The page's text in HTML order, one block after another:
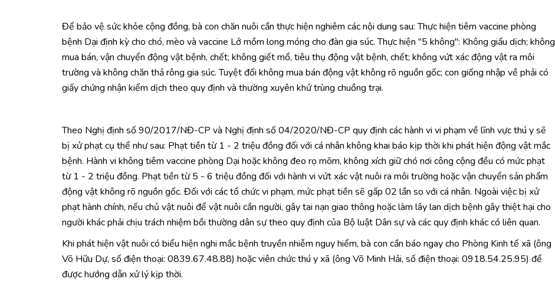
Để bảo vệ sức khỏe cộng đồng, bà con chăn nuôi cần thực hiện nghiêm các nội dung sau: Thực hiện tiêm vaccine phòng
bệnh Dại định kỳ cho chó, mèo và vaccine Lở mồm long móng cho đàn gia súc. Thực hiện "5 không": Không giấu dịch; không
mua bán, vận chuyển động vật bệnh, chết; không giết mổ, tiêu thụ động vật bệnh, chết; không vứt xác động vật ra môi
trường và không chăn thả rông gia súc. Tuyệt đối không mua bán động vật không rõ nguồn gốc; con giống nhập về phải có
giấy chứng nhận kiểm dịch theo quy định và thường xuyên khử trùng chuồng trại.
Theo Nghị định số 90/2017/NĐ-CP và Nghị định số 04/2020/NĐ-CP quy định các hành vi vi phạm về lĩnh vực thú y sẽ
bị xử phạt cụ thể như sau: Phạt tiền từ 1 - 2 triệu đồng đối với cá nhân không khai báo kịp thời khi phát hiện động vật mắc
bệnh. Hành vi không tiêm vaccine phòng Dại hoặc không đeo rọ mõm, không xích giữ chó nơi công cộng đều có mức phạt
từ 1 - 2 triệu đồng. Phạt tiền từ 5 - 6 triệu đồng đối với hành vi vứt xác vật nuôi ra môi trường hoặc vận chuyển sản phẩm
động vật không rõ nguồn gốc. Đối với các tổ chức vi phạm, mức phạt tiền sẽ gấp 02 lần so với cá nhân. Ngoài việc bị xử
phạt hành chính, nếu chủ vật nuôi để vật nuôi cắn người, gây tai nạn giao thông hoặc làm lây lan dịch bệnh gây thiệt hại cho
người khác phải chịu trách nhiệm bồi thường dân sự theo quy định của Bộ luật Dân sự và các quy định khác có liên quan.
Khi phát hiện vật nuôi có biểu hiện nghi mắc bệnh truyền nhiễm nguy hiểm, bà con cần báo ngay cho Phòng Kinh tế xã (ông
Võ Hữu Dự, số điện thoại: 0839.67.48.88) hoặc viên chức thú y xã (ông Võ Minh Hải, số điện thoại: 0918.54.25.95) để
được hướng dẫn xử lý kịp thời.